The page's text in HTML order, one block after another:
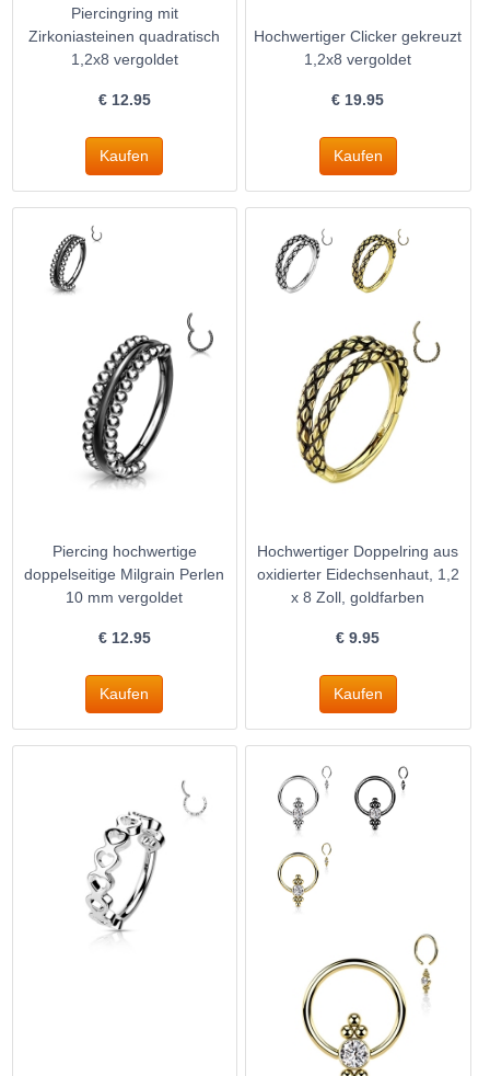
Piercingring mit
Zirkoniasteinen quadratisch
1,2x8 vergoldet
€ 12.95
Hochwertiger Clicker gekreuzt
1,2x8 vergoldet
€ 19.95
Piercing hochwertige
doppelseitige Milgrain Perlen
10 mm vergoldet
€ 12.95
Hochwertiger Doppelring aus
oxidierter Eidechsenhaut, 1,2
x 8 Zoll, goldfarben
€9.95